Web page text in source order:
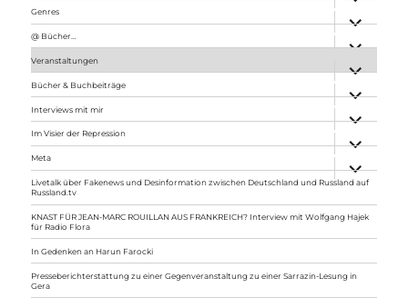
anzeigen
Genres
anzeigen
@ Bücher…
Veranstaltungen
anzeigen
Bücher & Buchbeiträge
anzeigen
Interviews mit mir
anzeigen
Im Visier der Repression
anzeigen
Meta
anzeigen
Livetalk über Fakenews und Desinformation zwischen Deutschland und Russland auf
Russland.tv
KNAST FÜR JEAN-MARC ROUILLAN AUS FRANKREICH? Interview mit Wolfgang Hajek
für Radio Flora
In Gedenken an Harun Farocki
Presseberichterstattung zu einer Gegenveranstaltung zu einer Sarrazin-Lesung in
Gera